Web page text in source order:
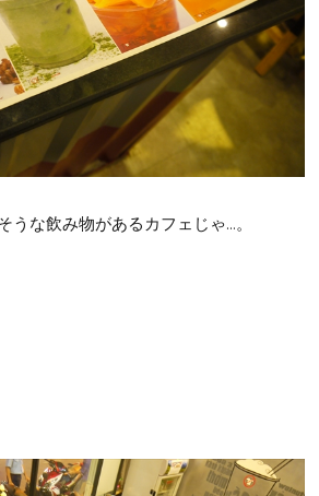
うな飲み物があるカフェじゃ…。